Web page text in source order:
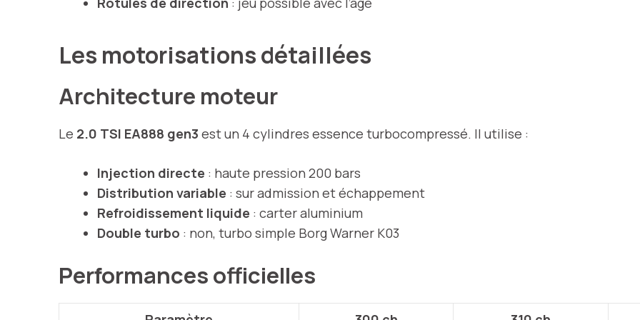
Les motorisations détaillées
Architecture moteur
Le 2.0 TSI EA888 gen3 est un 4 cylindres essence turbocompressé. Il utilise :
Injection directe : haute pression 200 bars
Distribution variable : sur admission et échappement
Refroidissement liquide : carter aluminium
Double turbo : non, turbo simple Borg Warner K03
Performances officielles